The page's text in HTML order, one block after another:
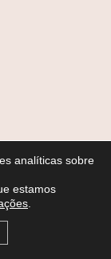
analíticas sobre
estamos